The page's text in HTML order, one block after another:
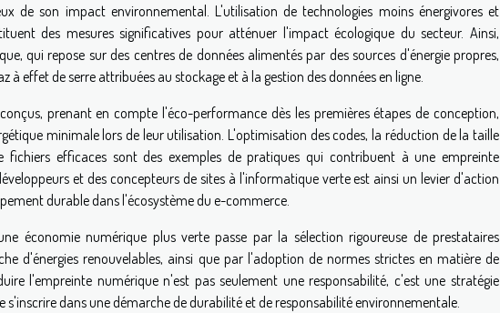
de son impact environnemental. L'utilisation de technologies moins énergivores et
des mesures significatives pour atténuer l'impact écologique du secteur. Ainsi,
qui repose sur des centres de données alimentés par des sources d'énergie propres,
à effet de serre attribuées au stockage et à la gestion des données en ligne.
prenant en compte l'éco-performance dès les premières étapes de conception,
minimale lors de leur utilisation. L'optimisation des codes, la réduction de la taille
efficaces sont des exemples de pratiques qui contribuent à une empreinte
et des concepteurs de sites à l'informatique verte est ainsi un levier d'action
durable dans l'écosystème du e-commerce.
économie numérique plus verte passe par la sélection rigoureuse de prestataires
d'énergies renouvelables, ainsi que par l'adoption de normes strictes en matière de
l'empreinte numérique n'est pas seulement une responsabilité, c'est une stratégie
dans une démarche de durabilité et de responsabilité environnementale.